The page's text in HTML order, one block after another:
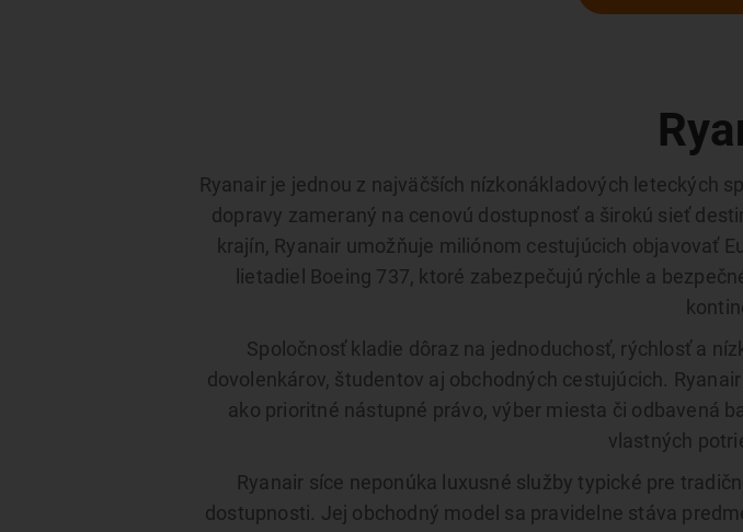
Ryanair je jednou z najväčších nízkonákladových leteckých
dopravy zameraný na cenovú dostupnosť a širokú sieť
krajín, Ryanair umožňuje miliónom cestujúcich objavovať
lietadiel Boeing 737, ktoré zabezpečujú rýchle a
Spoločnosť kladie dôraz na jednoduchosť, rýchlosť a
dovolenkárov, študentov aj obchodných cestujúcich.
ako prioritné nástupné právo, výber miesta či odbavená
vlastných
Ryanair síce neponúka luxusné služby typické pre
dostupnosti. Jej obchodný model sa pravidelne stáva